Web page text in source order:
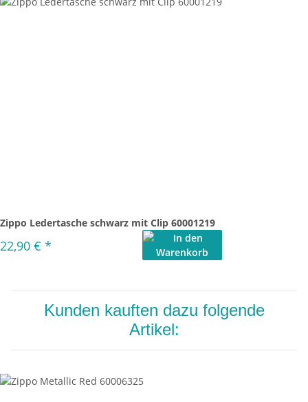
Zippo Ledertasche schwarz mit Clip 60001219
22,90 € *
Kunden kauften dazu folgende
Artikel: